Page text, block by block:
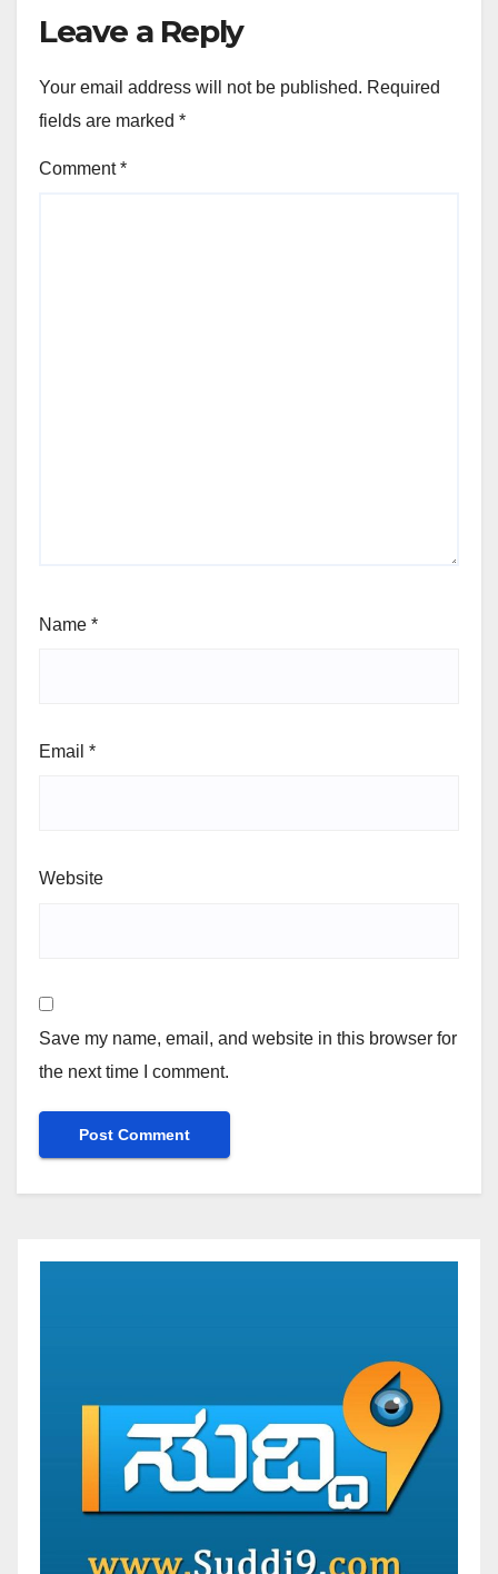
Leave a Reply
Your email address will not be published. Required
fields are marked *
Comment*
Name *
Email *
Website
Save my name, email, and website in this browser for
the next time I comment.